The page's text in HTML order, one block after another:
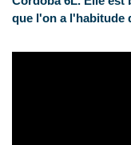
que l'on a l'habitude